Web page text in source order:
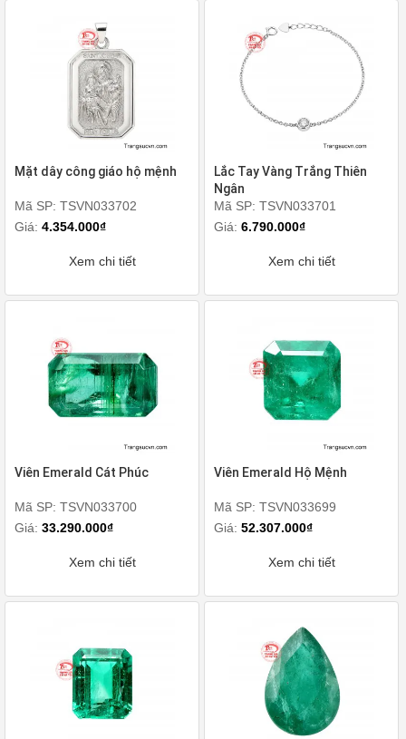
Mặt dây công giáo hộ mệnh
Mã SP: TSVN033702
Giá: 4.354.000₫
Xem chi tiết
Lắc Tay Vàng Trắng Thiên
Ngân
Mã SP: TSVN033701
Giá:6.790.000₫
Xem chi tiết
Viên Emerald Cát Phúc
Mã SP: TSVN033700
Giá: 33.290.000₫
Xem chi tiết
Viên Emerald Hộ Mệnh
Mã SP: TSVN033699
Giá:52.307.000₫
Xem chi tiết